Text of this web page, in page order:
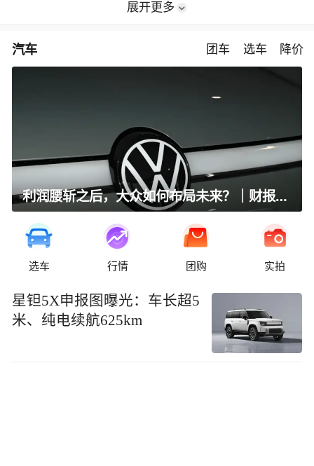
展开更多
汽车 团车 选车 降价
利润腰斩之后，大众如何布局未来？｜财报全视角
选车 行情 团购 实拍
星钽5X申报图曝光：车长超5
米、纯电续航625km